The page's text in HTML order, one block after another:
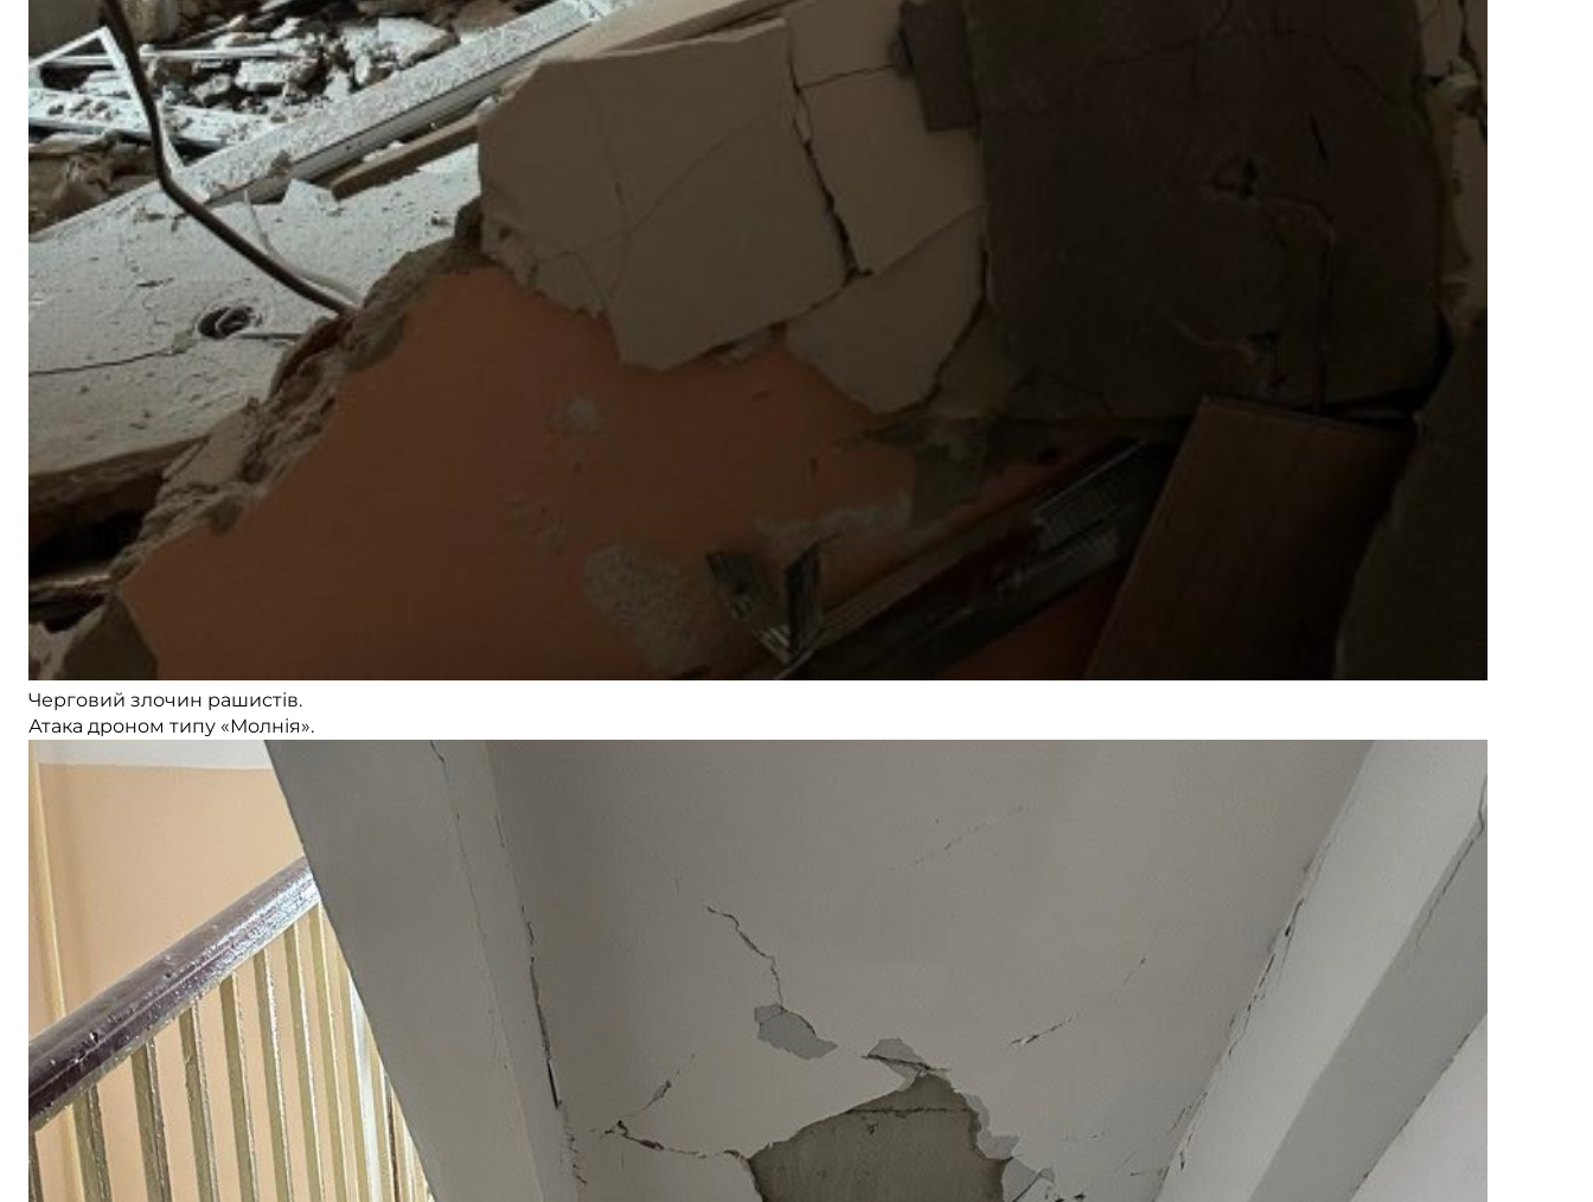
Черговий злочин рашистів.
Атака дроном типу «Молнія».